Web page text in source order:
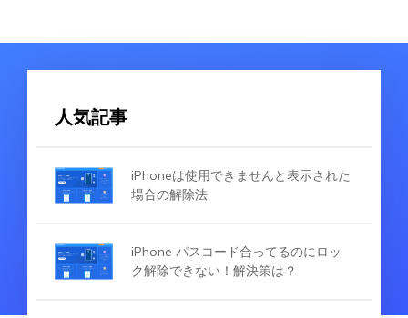
人気記事
iPhoneは使用できませんと表示された
場合の解除法
iPhone パスコード合ってるのにロッ
ク解除できない！解決策は？